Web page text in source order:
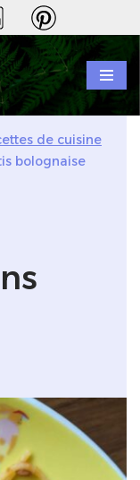
de cuisine
bolognaise